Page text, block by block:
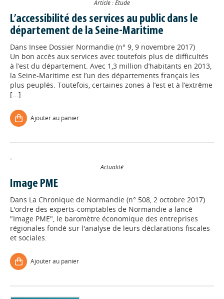
Article : Etude
L’accessibilité des services au public dans le
département de la Seine-Maritime
Dans Insee Dossier Normandie (n° 9, 9 novembre 2017)
Un bon accès aux services avec toutefois plus de difficultés
à l’est du département. Avec 1,3 million d’habitants en 2013,
la Seine-Maritime est l’un des départements français les
plus peuplés. Toutefois, certaines zones à l’est et à l’extrême
[...]
Ajouter au panier
Actualité
Image PME
Dans La Chronique de Normandie (n° 508, 2 octobre 2017)
L'ordre des experts-comptables de Normandie a lancé
"Image PME", le baromètre économique des entreprises
régionales fondé sur l'analyse de leurs déclarations fiscales
et sociales.
Ajouter au panier